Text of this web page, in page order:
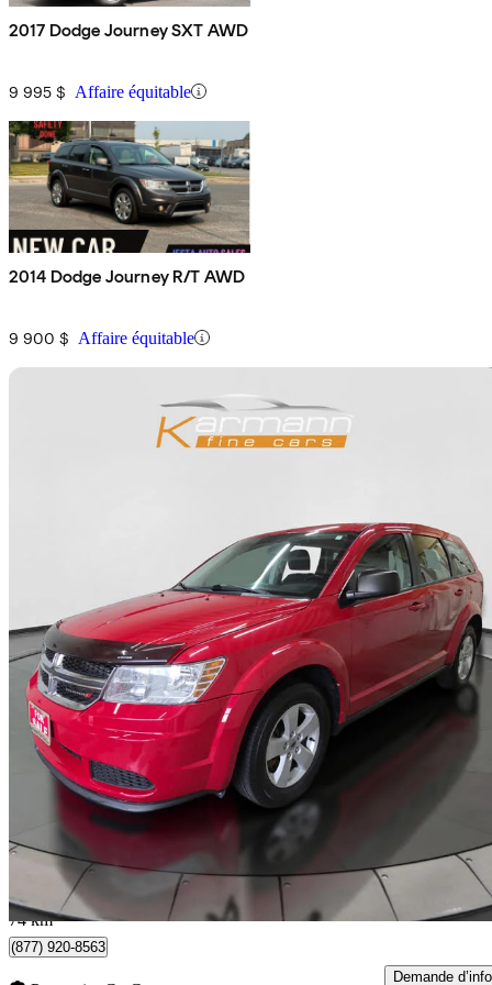
2017 Dodge Journey SXT AWD
9 995 $ Affaire équitable
2014 Dodge Journey R/T AWD
9 900 $ Affaire équitable
2018 Dodge Journey
SE FWD 208 208 km
Bonne
102 $/mois env.
Toronto, ON
74 km
(877) 920-8563
Demande d’info